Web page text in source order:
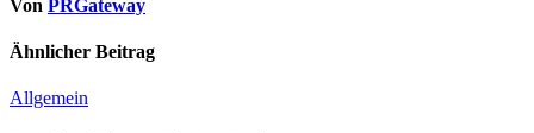
Von PRGateway
Ähnlicher Beitrag
Allgemein